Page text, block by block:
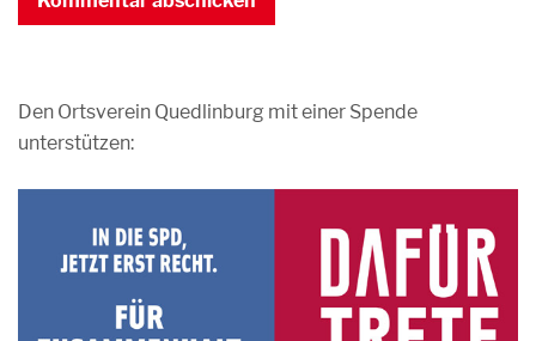
Den Ortsverein Quedlinburg mit einer Spende
unterstützen: